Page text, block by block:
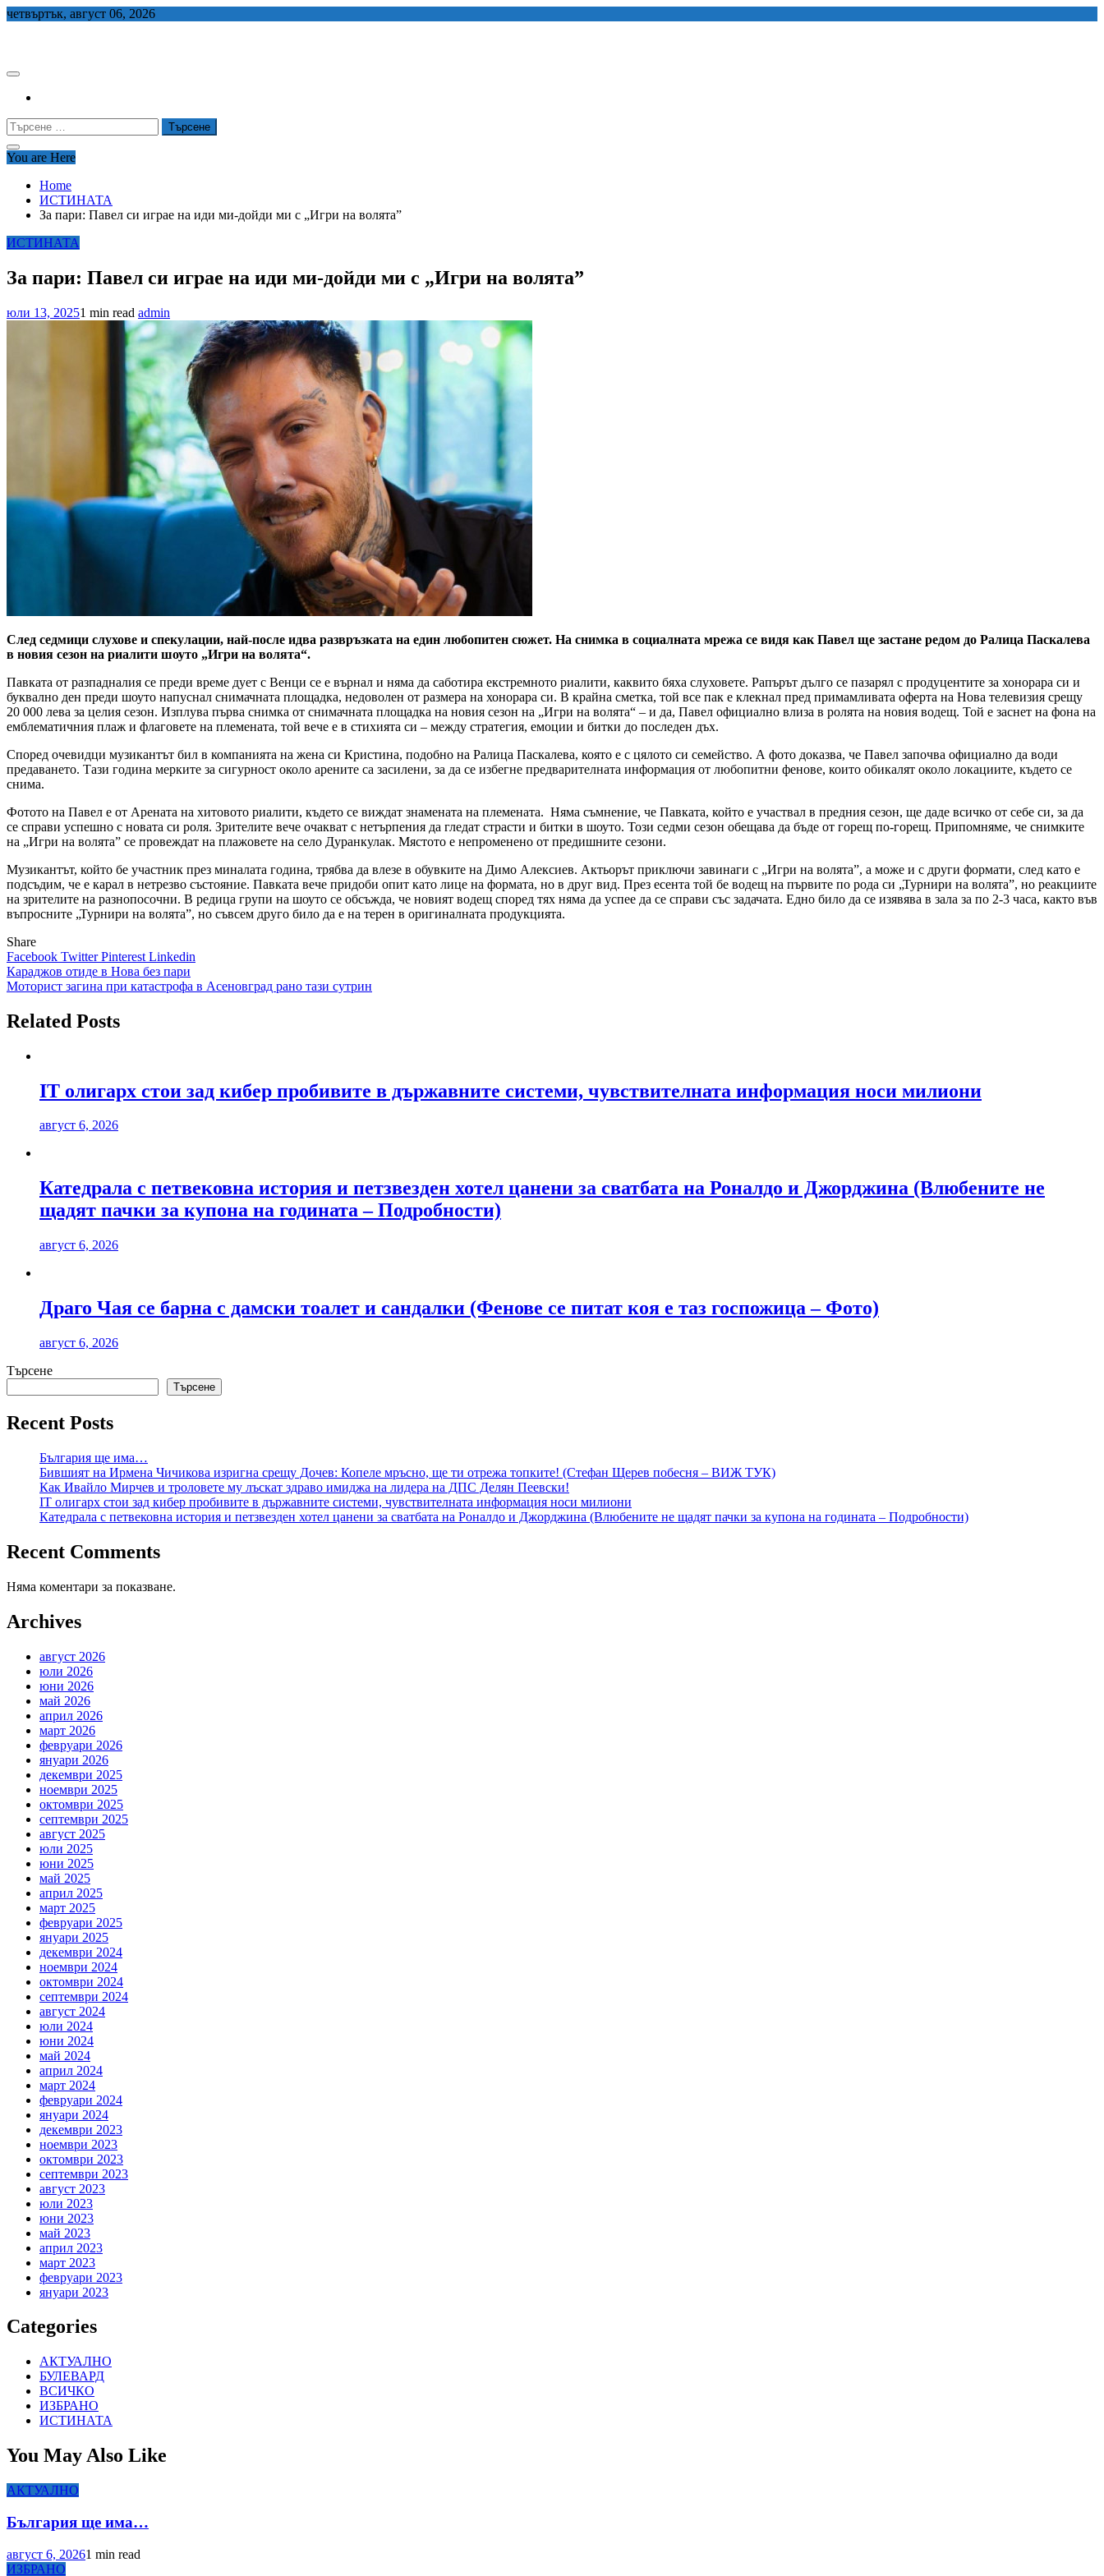
Skip
четвъртък, август 06, 2026
Търсене
за:
You are Here
Home
ИСТИНАТА
За пари: Павел си играе на иди ми-дойди ми с „Игри на волята”
ИСТИНАТА
За пари: Павел си играе на иди ми-дойди ми с „Игри на волята”
юли 13, 20251 min read admin
След седмици слухове и спекулации, най-после идва развръзката на един любопитен сюжет. На снимка в социалната мрежа се видя как Павел ще застане редом до Ралица Паскалева
в новия сезон на риалити шоуто „Игри на волята“.
Павката от разпадналия се преди време дует с Венци се е върнал и няма да саботира екстремното риалити, каквито бяха слуховете. Рапърът дълго се пазарял с продуцентите за хонорара си и
буквално ден преди шоуто напуснал снимачната площадка, недоволен от размера на хонорара си. В крайна сметка, той все пак е клекнал пред примамливата оферта на Нова телевизия срещу
20 000 лева за целия сезон. Изплува първа снимка от снимачната площадка на новия сезон на „Игри на волята“ – и да, Павел официално влиза в ролята на новия водещ. Той е заснет на фона на
емблематичния плаж и флаговете на племената, той вече е в стихията си – между стратегия, емоции и битки до последен дъх.
Според очевидци музикантът бил в компанията на жена си Кристина, подобно на Ралица Паскалева, която е с цялото си семейство. А фото доказва, че Павел започва официално да води
предаването. Тази година мерките за сигурност около арените са засилени, за да се избегне предварителната информация от любопитни фенове, които обикалят около локациите, където се
снима.
Фотото на Павел е от Арената на хитовото риалити, където се виждат знамената на племената. Няма съмнение, че Павката, който е участвал в предния сезон, ще даде всичко от себе си, за да
се справи успешно с новата си роля. Зрителите вече очакват с нетърпения да гледат страсти и битки в шоуто. Този седми сезон обещава да бъде от горещ по-горещ. Припомняме, че снимките
на „Игри на волята” се провеждат на плажовете на село Дуранкулак. Мястото е непроменено от предишните сезони.
Музикантът, който бе участник през миналата година, трябва да влезе в обувките на Димо Алексиев. Актьорът приключи завинаги с „Игри на волята”, а може и с други формати, след като е
подсъдим, че е карал в нетрезво състояние. Павката вече придоби опит като лице на формата, но в друг вид. През есента той бе водещ на първите по рода си „Турнири на волята”, но реакциите
на зрителите на разнопосочни. В редица групи на шоуто се обсъжда, че новият водещ според тях няма да успее да се справи със задачата. Едно било да се изявява в зала за по 2-3 часа, както във
въпросните „Турнири на волята”, но съвсем друго било да е на терен в оригиналната продукцията.
Share
Facebook TwitterPinterest Linkedin
Навигация
Караджов отиде в Нова без пари
Моторист загина при катастрофа в Асеновград рано тази сутрин
Related Posts
IT олигарх стои зад кибер пробивите в държавните системи, чувствителната информация носи милиони
август 6, 2026
Катедрала с петвековна история и петзвезден хотел цанени за сватбата на Роналдо и Джорджина (Влюбените не
щадят пачки за купона на годината – Подробности)
август 6, 2026
Драго Чая се барна с дамски тоалет и сандалки (Фенове се питат коя е таз госпожица – Фото)
август 6, 2026
Търсене
Търсене
Recent Posts
България ще има…
Бившият на Ирмена Чичикова изригна срещу Дочев: Копеле мръсно, ще ти отрежа топките! (Стефан Щерев побесня – ВИЖ ТУК)
Как Ивайло Мирчев и троловете му лъскат здраво имиджа на лидера на ДПС Делян Пеевски!
IT олигарх стои зад кибер пробивите в държавните системи, чувствителната информация носи милиони
Катедрала с петвековна история и петзвезден хотел цанени за сватбата на Роналдо и Джорджина (Влюбените не щадят пачки за купона на годината – Подробности)
Recent Comments
Няма коментари за показване.
Archives
август 2026
юли 2026
юни 2026
май 2026
април 2026
март 2026
февруари 2026
януари 2026
декември 2025
ноември 2025
октомври 2025
септември 2025
август 2025
юли 2025
юни 2025
май 2025
април 2025
март 2025
февруари 2025
януари 2025
декември 2024
ноември 2024
октомври 2024
септември 2024
август 2024
юли 2024
юни 2024
май 2024
април 2024
март 2024
февруари 2024
януари 2024
декември 2023
ноември 2023
октомври 2023
септември 2023
август 2023
юли 2023
юни 2023
май 2023
април 2023
март 2023
февруари 2023
януари 2023
Categories
АКТУАЛНО
БУЛЕВАРД
ВСИЧКО
ИЗБРАНО
ИСТИНАТА
You May Also Like
АКТУАЛНО
България ще има…
август 6, 20261 min read
ИЗБРАНО